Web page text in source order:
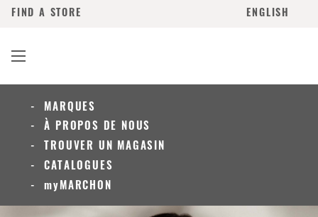
ENGLISH
FIND A STORE
MARQUES
À PROPOS DE NOUS
TROUVER UN MAGASIN
CATALOGUES
myMARCHON